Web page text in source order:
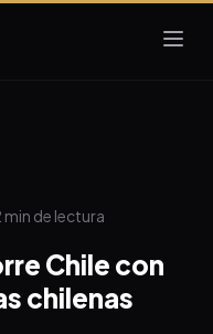
min de lectura
Chile con
chilenas